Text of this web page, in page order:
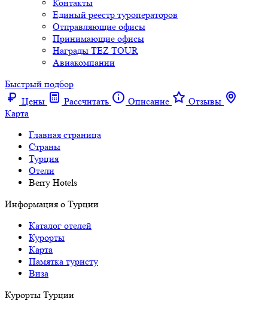
Контакты
Единый реестр туроператоров
Отправляющие офисы
Принимающие офисы
Награды TEZ TOUR
Авиакомпании
Быстрый подбор
Цены
Рассчитать Описание
Отзывы
Карта
Главная страница
Cтраны
Турция
Отели
Berry Hotels
Информация о Турции
Каталог отелей
Курорты
Карта
Памятка туристу
Виза
Курорты Турции